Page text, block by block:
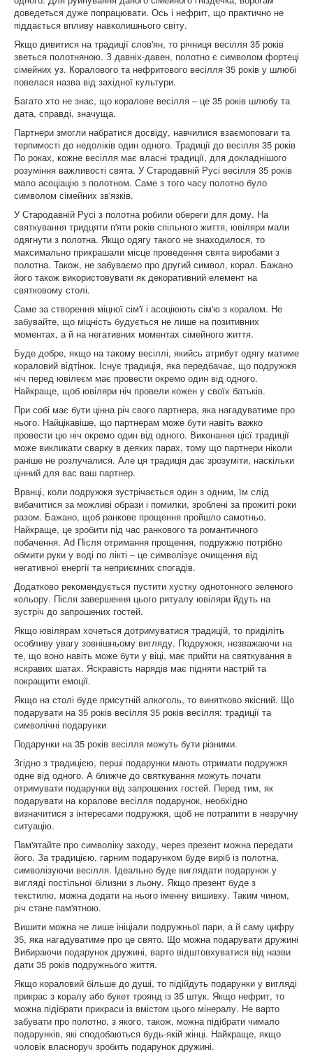
доведеться дуже попрацювати. Ось і нефрит, що практично не
піддається впливу навколишнього світу.
Якщо дивитися на традиції слов'ян, то річниця весілля 35 років
зветься полотняною. З давніх-давен, полотно є символом фортеці
сімейних уз. Коралового та нефритового весілля 35 років у шлюбі
повелася назва від західної культури.
Багато хто не знає, що коралове весілля – це 35 років шлюбу та
дата, справді, значуща.
Партнери змогли набратися досвіду, навчилися взаємоповаги та
терпимості до недоліків один одного. Традиції до весілля 35 років
По роках, кожне весілля має власні традиції, для докладнішого
розуміння важливості свята. У Стародавній Русі весілля 35 років
мало асоціацію з полотном. Саме з того часу полотно було
символом сімейних зв'язків.
У Стародавній Русі з полотна робили обереги для дому. На
святкування тридцяти п'яти років спільного життя, ювіляри мали
одягнути з полотна. Якщо одягу такого не знаходилося, то
максимально прикрашали місце проведення свята виробами з
полотна. Також, не забуваємо про другий символ, корал. Бажано
його також використовувати як декоративний елемент на
святковому столі.
Саме за створення міцної сім'ї і асоціюють сім'ю з коралом. Не
забувайте, що міцність будується не лише на позитивних
моментах, а й на негативних моментах сімейного життя.
Буде добре, якщо на такому весіллі, якийсь атрибут одягу матиме
кораловий відтінок. Існує традиція, яка передбачає, що подружжя
ніч перед ювілеєм має провести окремо один від одного.
Найкраще, щоб ювіляри ніч провели кожен у своїх батьків.
При собі має бути цінна річ свого партнера, яка нагадуватиме про
нього. Найцікавіше, що партнерам може бути навіть важко
провести цю ніч окремо один від одного. Виконання цієї традиції
може викликати сварку в деяких парах, тому що партнери ніколи
раніше не розлучалися. Але ця традиція дає зрозуміти, наскільки
цінний для вас ваш партнер.
Вранці, коли подружжя зустрічається один з одним, їм слід
вибачитися за можливі образи і помилки, зроблені за прожиті роки
разом. Бажано, щоб ранкове прощення пройшло самотньо.
Найкраще, це зробити під час ранкового та романтичного
побачення. Ad Після отримання прощення, подружжю потрібно
обмити руки у воді по лікті – це символізує очищення від
негативної енергії та неприємних спогадів.
Додатково рекомендується пустити хустку однотонного зеленого
кольору. Після завершення цього ритуалу ювіляри йдуть на
зустріч до запрошених гостей.
Якщо ювілярам хочеться дотримуватися традицій, то приділіть
особливу увагу зовнішньому вигляду. Подружжя, незважаючи на
те, що воно навіть може бути у віці, має прийти на святкування в
яскравих шатах. Яскравість нарядів має підняти настрій та
покращити емоції.
Якщо на столі буде присутній алкоголь, то винятково якісний. Що
подарувати на 35 років весілля 35 років весілля: традиції та
символічні подарунки
Подарунки на 35 років весілля можуть бути різними.
Згідно з традицією, перші подарунки мають отримати подружжя
одне від одного. А ближче до святкування можуть почати
отримувати подарунки від запрошених гостей. Перед тим, як
подарувати на коралове весілля подарунок, необхідно
визначитися з інтересами подружжя, щоб не потрапити в незручну
ситуацію.
Пам'ятайте про символіку заходу, через презент можна передати
його. За традицією, гарним подарунком буде виріб із полотна,
символізуючи весілля. Ідеально буде виглядати подарунок у
вигляді постільної білизни з льону. Якщо презент буде з
текстилю, можна додати на нього іменну вишивку. Таким чином,
річ стане пам'ятною.
Вишити можна не лише ініціали подружньої пари, а й саму цифру
35, яка нагадуватиме про це свято. Що можна подарувати дружині
Вибираючи подарунок дружині, варто відштовхуватися від назви
дати 35 років подружнього життя.
Якщо кораловий більше до душі, то підійдуть подарунки у вигляді
прикрас з коралу або букет троянд із 35 штук. Якщо нефрит, то
можна підібрати прикраси із вмістом цього мінералу. Не варто
забувати про полотно, з якого, також, можна підібрати чимало
подарунків, які сподобаються будь-якій жінці. Найкраще, якщо
чоловік власноруч зробить подарунок дружині.